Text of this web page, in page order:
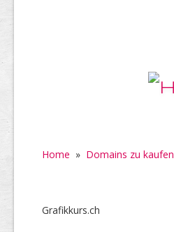
Home » Domains zu kaufen
Grafikkurs.ch